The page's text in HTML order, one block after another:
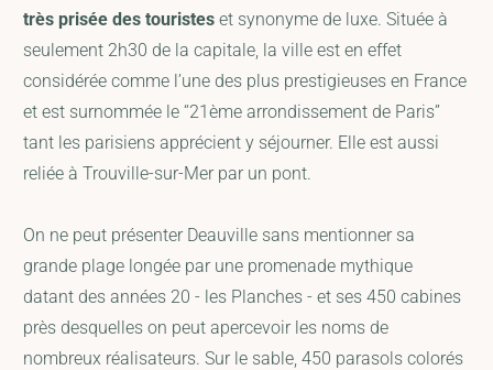
très prisée des touristes et synonyme de luxe. Située à
seulement 2h30 de la capitale, la ville est en effet
considérée comme l’une des plus prestigieuses en France
et est surnommée le “21ème arrondissement de Paris”
tant les parisiens apprécient y séjourner. Elle est aussi
reliée à Trouville-sur-Mer par un pont.
On ne peut présenter Deauville sans mentionner sa
grande plage longée par une promenade mythique
datant des années 20 - les Planches - et ses 450 cabines
près desquelles on peut apercevoir les noms de
nombreux réalisateurs. Sur le sable, 450 parasols colorés